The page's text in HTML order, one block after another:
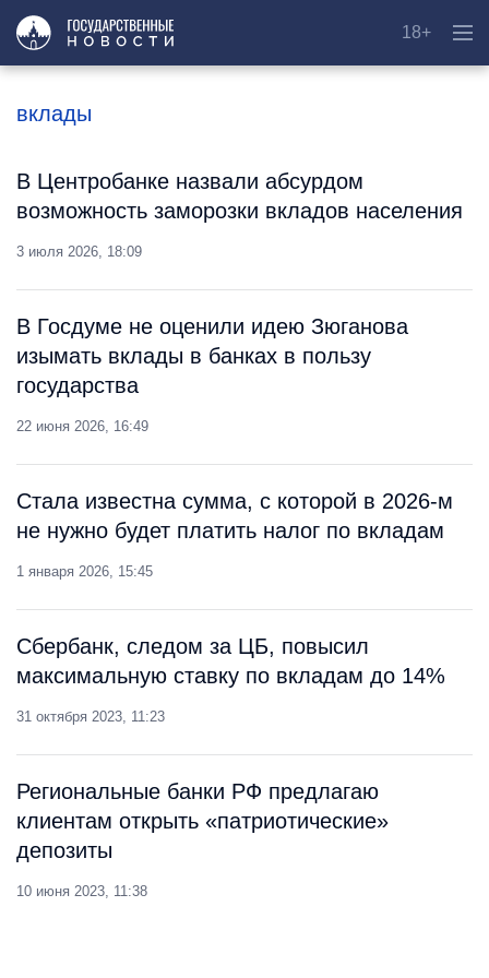
18+
вклады
В Центробанке назвали абсурдом
возможность заморозки вкладов населения
3 июля 2026, 18:09
В Госдуме не оценили идею Зюганова
изымать вклады в банках в пользу
государства
22 июня 2026, 16:49
Стала известна сумма, с которой в 2026-м
не нужно будет платить налог по вкладам
1 января 2026, 15:45
Сбербанк, следом за ЦБ, повысил
максимальную ставку по вкладам до 14%
31 октября 2023, 11:23
Региональные банки РФ предлагаю
клиентам открыть «патриотические»
депозиты
10 июня 2023, 11:38